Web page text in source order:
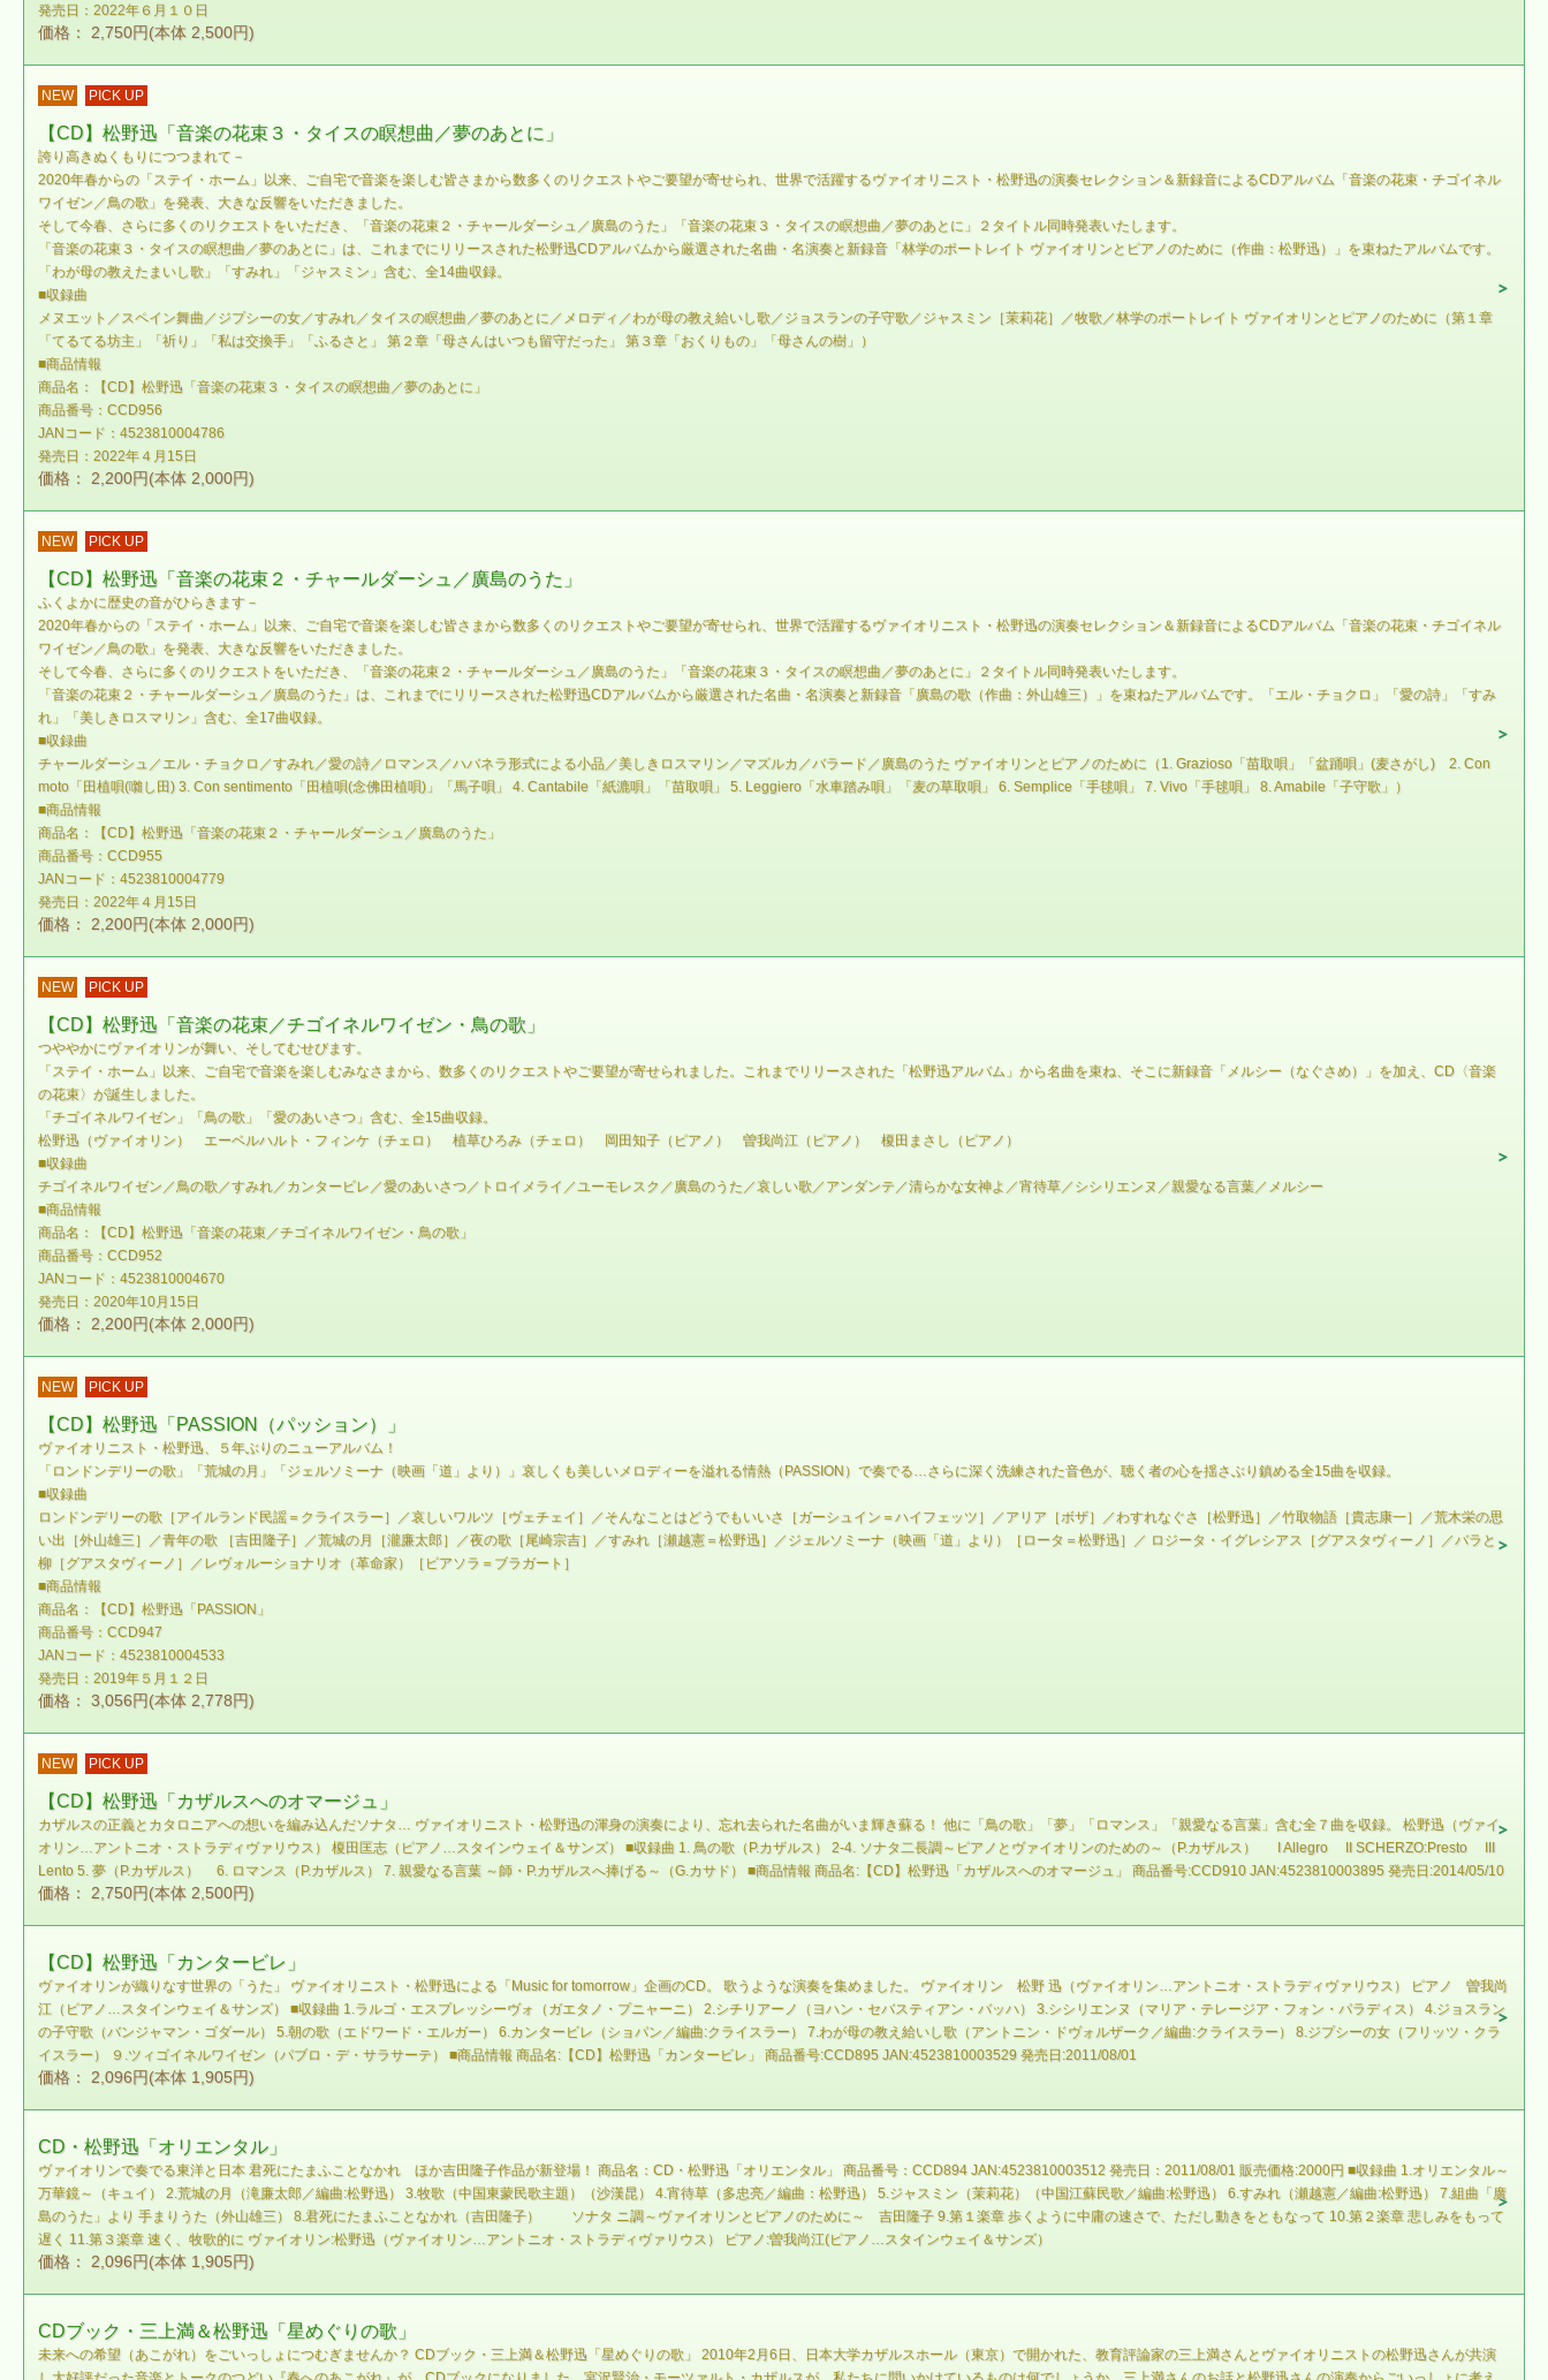
発売日：2022年６月１０日
価格： 2,750円(本体 2,500円)
NEW PICK UP
【CD】松野迅「音楽の花束３・タイスの瞑想曲／夢のあとに」
誇り高きぬくもりにつつまれて－
2020年春からの「ステイ・ホーム」以来、ご自宅で音楽を楽しむ皆さまから数多くのリクエストやご要望が寄せられ、世界で活躍するヴァイオリニスト・松野迅の演奏セレクション＆新録音によるCDアルバム「音楽の花束・チゴイネル
ワイゼン／鳥の歌」を発表、大きな反響をいただきました。
そして今春、さらに多くのリクエストをいただき、「音楽の花束２・チャールダーシュ／廣島のうた」「音楽の花束３・タイスの瞑想曲／夢のあとに」２タイトル同時発表いたします。
「音楽の花束３・タイスの瞑想曲／夢のあとに」は、これまでにリリースされた松野迅CDアルバムから厳選された名曲・名演奏と新録音「林学のポートレイト ヴァイオリンとピアノのために（作曲：松野迅）」を束ねたアルバムです。
「わが母の教えたまいし歌」「すみれ」「ジャスミン」含む、全14曲収録。
■収録曲
メヌエット／スペイン舞曲／ジプシーの女／すみれ／タイスの瞑想曲／夢のあとに／メロディ／わが母の教え給いし歌／ジョスランの子守歌／ジャスミン［茉莉花］／牧歌／林学のポートレイト ヴァイオリンとピアノのために（第１章
「てるてる坊主」「祈り」「私は交換手」「ふるさと」 第２章「母さんはいつも留守だった」 第３章「おくりもの」「母さんの樹」）
■商品情報
商品名：【CD】松野迅「音楽の花束３・タイスの瞑想曲／夢のあとに」
商品番号：CCD956
JANコード：4523810004786
発売日：2022年４月15日
価格： 2,200円(本体 2,000円)
NEW PICK UP
【CD】松野迅「音楽の花束２・チャールダーシュ／廣島のうた」
ふくよかに歴史の音がひらきます－
2020年春からの「ステイ・ホーム」以来、ご自宅で音楽を楽しむ皆さまから数多くのリクエストやご要望が寄せられ、世界で活躍するヴァイオリニスト・松野迅の演奏セレクション＆新録音によるCDアルバム「音楽の花束・チゴイネル
ワイゼン／鳥の歌」を発表、大きな反響をいただきました。
そして今春、さらに多くのリクエストをいただき、「音楽の花束２・チャールダーシュ／廣島のうた」「音楽の花束３・タイスの瞑想曲／夢のあとに」２タイトル同時発表いたします。
「音楽の花束２・チャールダーシュ／廣島のうた」は、これまでにリリースされた松野迅CDアルバムから厳選された名曲・名演奏と新録音「廣島の歌（作曲：外山雄三）」を束ねたアルバムです。「エル・チョクロ」「愛の詩」「すみ
れ」「美しきロスマリン」含む、全17曲収録。
■収録曲
チャールダーシュ／エル・チョクロ／すみれ／愛の詩／ロマンス／ハバネラ形式による小品／美しきロスマリン／マズルカ／バラード／廣島のうた ヴァイオリンとピアノのために（1. Grazioso「苗取唄」「盆踊唄」(麦さがし) 2. Con
moto「田植唄(囃し田) 3. Con sentimento「田植唄(念佛田植唄)」「馬子唄」 4. Cantabile「紙漉唄」「苗取唄」 5. Leggiero「水車踏み唄」「麦の草取唄」 6. Semplice「手毬唄」 7. Vivo「手毬唄」 8. Amabile「子守歌」）
■商品情報
商品名：【CD】松野迅「音楽の花束２・チャールダーシュ／廣島のうた」
商品番号：CCD955
JANコード：4523810004779
発売日：2022年４月15日
価格： 2,200円(本体 2,000円)
NEW PICK UP
【CD】松野迅「音楽の花束／チゴイネルワイゼン・鳥の歌」
つややかにヴァイオリンが舞い、そしてむせびます。
「ステイ・ホーム」以来、ご自宅で音楽を楽しむみなさまから、数多くのリクエストやご要望が寄せられました。これまでリリースされた「松野迅アルバム」から名曲を束ね、そこに新録音「メルシー（なぐさめ）」を加え、CD〈音楽
の花束〉が誕生しました。
「チゴイネルワイゼン」「鳥の歌」「愛のあいさつ」含む、全15曲収録。
松野迅（ヴァイオリン） エーベルハルト・フィンケ（チェロ） 植草ひろみ（チェロ） 岡田知子（ピアノ） 曽我尚江（ピアノ） 榎田まさし（ピアノ）
■収録曲
チゴイネルワイゼン／鳥の歌／すみれ／カンタービレ／愛のあいさつ／トロイメライ／ユーモレスク／廣島のうた／哀しい歌／アンダンテ／清らかな女神よ／宵待草／シシリエンヌ／親愛なる言葉／メルシー
■商品情報
商品名：【CD】松野迅「音楽の花束／チゴイネルワイゼン・鳥の歌」
商品番号：CCD952
JANコード：4523810004670
発売日：2020年10月15日
価格： 2,200円(本体 2,000円)
NEW PICK UP
【CD】松野迅「PASSION（パッション）」
ヴァイオリニスト・松野迅、５年ぶりのニューアルバム！
「ロンドンデリーの歌」「荒城の月」「ジェルソミーナ（映画「道」より）」哀しくも美しいメロディーを溢れる情熱（PASSION）で奏でる…さらに深く洗練された音色が、聴く者の心を揺さぶり鎮める全15曲を収録。
■収録曲
ロンドンデリーの歌［アイルランド民謡＝クライスラー］／哀しいワルツ［ヴェチェイ］／そんなことはどうでもいいさ［ガーシュイン＝ハイフェッツ］／アリア［ボザ］／わすれなぐさ［松野迅］／竹取物語［貴志康一］／荒木栄の思
い出［外山雄三］／青年の歌 ［吉田隆子］／荒城の月［瀧廉太郎］／夜の歌［尾崎宗吉］／すみれ［瀬越憲＝松野迅］／ジェルソミーナ（映画「道」より）［ロータ＝松野迅］／ ロジータ・イグレシアス［グアスタヴィーノ］／バラと
柳［グアスタヴィーノ］／レヴォルーショナリオ（革命家）［ピアソラ＝ブラガート］
■商品情報
商品名：【CD】松野迅「PASSION」
商品番号：CCD947
JANコード：4523810004533
発売日：2019年５月１２日
価格： 3,056円(本体 2,778円)
NEW PICK UP
【CD】松野迅「カザルスへのオマージュ」
カザルスの正義とカタロニアへの想いを編み込んだソナタ… ヴァイオリニスト・松野迅の渾身の演奏により、忘れ去られた名曲がいま輝き蘇る！ 他に「鳥の歌」「夢」「ロマンス」「親愛なる言葉」含む全７曲を収録。 松野迅（ヴァイ
オリン…アントニオ・ストラディヴァリウス） 榎田匡志（ピアノ…スタインウェイ＆サンズ） ■収録曲 1. 鳥の歌（P.カザルス） 2-4. ソナタ二長調～ピアノとヴァイオリンのための～（P.カザルス） I Allegro II SCHERZO:Presto III
Lento 5. 夢（P.カザルス） 6. ロマンス（P.カザルス） 7. 親愛なる言葉 ～師・P.カザルスへ捧げる～（G.カサド） ■商品情報 商品名:【CD】松野迅「カザルスへのオマージュ」 商品番号:CCD910 JAN:4523810003895 発売日:2014/05/10
価格： 2,750円(本体 2,500円)
【CD】松野迅「カンタービレ」
ヴァイオリンが織りなす世界の「うた」 ヴァイオリニスト・松野迅による「Music for tomorrow」企画のCD。 歌うような演奏を集めました。 ヴァイオリン 松野 迅（ヴァイオリン…アントニオ・ストラディヴァリウス） ピアノ 曽我尚
江（ピアノ…スタインウェイ＆サンズ） ■収録曲 1.ラルゴ・エスプレッシーヴォ（ガエタノ・プニャーニ） 2.シチリアーノ（ヨハン・セバスティアン・バッハ） 3.シシリエンヌ（マリア・テレージア・フォン・パラディス） 4.ジョスラン
の子守歌（バンジャマン・ゴダール） 5.朝の歌（エドワード・エルガー） 6.カンタービレ（ショパン／編曲:クライスラー） 7.わが母の教え給いし歌（アントニン・ドヴォルザーク／編曲:クライスラー） 8.ジプシーの女（フリッツ・クラ
イスラー） ９.ツィゴイネルワイゼン（パブロ・デ・サラサーテ） ■商品情報 商品名:【CD】松野迅「カンタービレ」 商品番号:CCD895 JAN:4523810003529 発売日:2011/08/01
価格： 2,096円(本体 1,905円)
CD・松野迅「オリエンタル」
ヴァイオリンで奏でる東洋と日本 君死にたまふことなかれ ほか吉田隆子作品が新登場！ 商品名：CD・松野迅「オリエンタル」 商品番号：CCD894 JAN:4523810003512 発売日：2011/08/01 販売価格:2000円 ■収録曲 1.オリエンタル～
万華鏡～（キュイ） 2.荒城の月（滝廉太郎／編曲:松野迅） 3.牧歌（中国東蒙民歌主題）（沙漢昆） 4.宵待草（多忠亮／編曲：松野迅） 5.ジャスミン（茉莉花）（中国江蘇民歌／編曲:松野迅） 6.すみれ（瀬越憲／編曲:松野迅） 7.組曲「廣
島のうた」より 手まりうた（外山雄三） 8.君死にたまふことなかれ（吉田隆子） ソナタ ニ調～ヴァイオリンとピアノのために～ 吉田隆子 9.第１楽章 歩くように中庸の速さで、ただし動きをともなって 10.第２楽章 悲しみをもって
遅く 11.第３楽章 速く、牧歌的に ヴァイオリン:松野迅（ヴァイオリン…アントニオ・ストラディヴァリウス） ピアノ:曽我尚江(ピアノ…スタインウェイ＆サンズ）
価格： 2,096円(本体 1,905円)
CDブック・三上満＆松野迅「星めぐりの歌」
未来への希望（あこがれ）をごいっしょにつむぎませんか？ CDブック・三上満＆松野迅「星めぐりの歌」 2010年2月6日、日本大学カザルスホール（東京）で開かれた、教育評論家の三上満さんとヴァイオリニストの松野迅さんが共演